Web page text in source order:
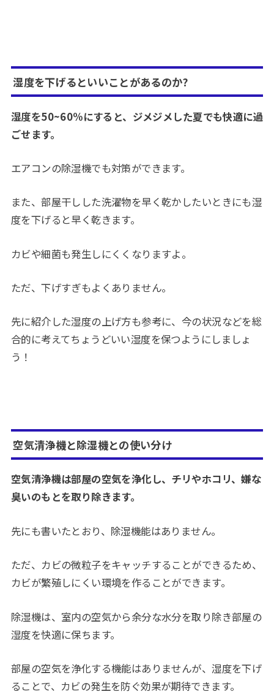
湿度を下げるといいことがあるのか?
湿度を50~60%にすると、ジメジメした夏でも快適に過
ごせます。
エアコンの除湿機でも対策ができます。
また、部屋干しした洗濯物を早く乾かしたいときにも湿
度を下げると早く乾きます。
カビや細菌も発生しにくくなりますよ。
ただ、下げすぎもよくありません。
先に紹介した湿度の上げ方も参考に、今の状況などを総
合的に考えてちょうどいい湿度を保つようにしましょ
う！
空気清浄機と除湿機との使い分け
空気清浄機は部屋の空気を浄化し、チリやホコリ、嫌な
臭いのもとを取り除きます。
先にも書いたとおり、除湿機能はありません。
ただ、カビの微粒子をキャッチすることができるため、
カビが繁殖しにくい環境を作ることができます。
除湿機は、室内の空気から余分な水分を取り除き部屋の
湿度を快適に保ちます。
部屋の空気を浄化する機能はありませんが、湿度を下げ
ることで、カビの発生を防ぐ効果が期待できます。